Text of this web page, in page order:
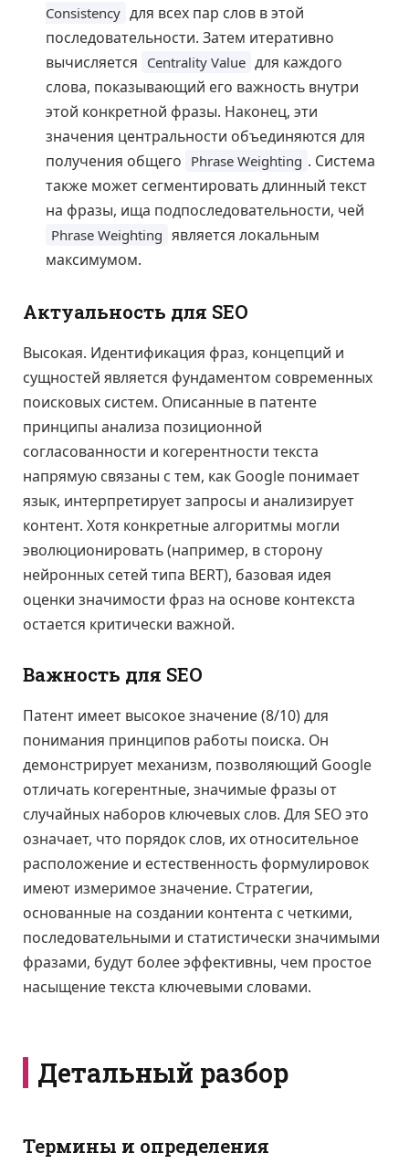
Consistency для всех пар слов в этой
последовательности. Затем итеративно
вычисляется Centrality Value для каждого
слова, показывающий его важность внутри
этой конкретной фразы. Наконец, эти
значения центральности объединяются для
получения общего Phrase Weighting . Система
также может сегментировать длинный текст
на фразы, ища подпоследовательности, чей
Phrase Weighting является локальным
максимумом.
Актуальность для SEO
Высокая. Идентификация фраз, концепций и
сущностей является фундаментом современных
поисковых систем. Описанные в патенте
принципы анализа позиционной
согласованности и когерентности текста
напрямую связаны с тем, как Google понимает
язык, интерпретирует запросы и анализирует
контент. Хотя конкретные алгоритмы могли
эволюционировать (например, в сторону
нейронных сетей типа BERT), базовая идея
оценки значимости фраз на основе контекста
остается критически важной.
Важность для SEO
Патент имеет высокое значение (8/10) для
понимания принципов работы поиска. Он
демонстрирует механизм, позволяющий Google
отличать когерентные, значимые фразы от
случайных наборов ключевых слов. Для SEO это
означает, что порядок слов, их относительное
расположение и естественность формулировок
имеют измеримое значение. Стратегии,
основанные на создании контента с четкими,
последовательными и статистически значимыми
фразами, будут более эффективны, чем простое
насыщение текста ключевыми словами.
Детальный разбор
Термины и определения